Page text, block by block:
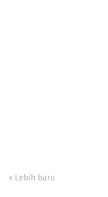
Lebih baru